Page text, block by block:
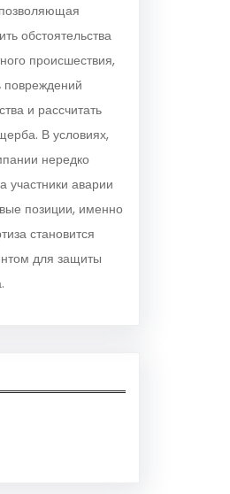
обстоятельства
происшествия,
повреждений
и рассчитать
В условиях,
нередко
участники аварии
позиции, именно
становится
для защиты